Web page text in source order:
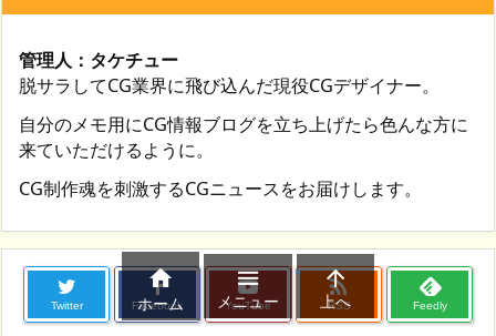
管理人：タケチュー
脱サラしてCG業界に飛び込んだ現役CGデザイナー。
自分のメモ用にCG情報ブログを立ち上げたら色んな方に
来ていただけるように。
CG制作魂を刺激するCGニュースをお届けします。
Twitter Facebook YouTube

RSS Feedly

ホーム

メニュー

上へ